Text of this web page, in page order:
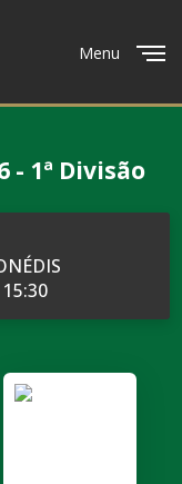
Menu
- 1ª Divisão
15:30